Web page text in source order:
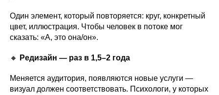
Один элемент, который повторяется: круг, конкретный
цвет, иллюстрация. Чтобы человек в потоке мог
сказать: «А, это она/он».
🔸 Редизайн — раз в 1,5–2 года
Меняется аудитория, появляются новые услуги —
визуал должен соответствовать. Психологи, у которых